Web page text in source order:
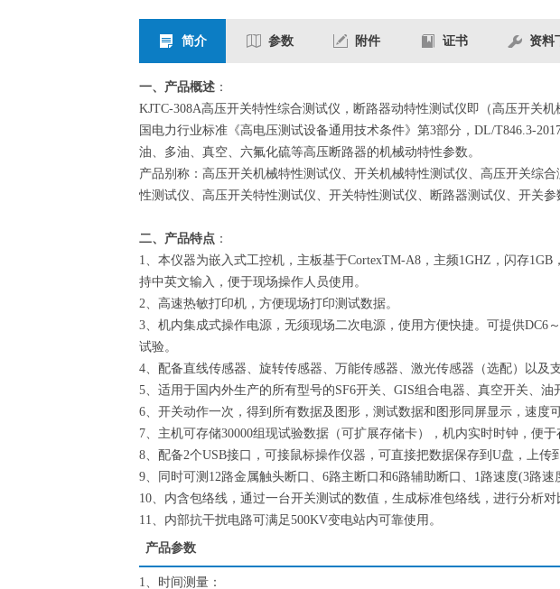
简介 参数 附件 证书 资料
一、产品概述 ：
KJTC-308A高压开关特性综合测试仪，断路器动特性测试仪即（高压开关
国电力行业标准《高电压测试设备通用技术条件》第3部分，DL/T846.3-
油、多油、真空、六氟化硫等高压断路器的机械动特性参数。
产品别称：高压开关机械特性测试仪、开关机械特性测试仪、高压开关综
性测试仪、高压开关特性测试仪、开关特性测试仪、断路器测试仪、开关参
二、产品特点 ：
1、本仪器为嵌入式工控机，主板基于CortexTM-A8，主频1GHZ，闪存
持中英文输入，便于现场操作人员使用。
2、高速热敏打印机，方便现场打印测试数据。
3、机内集成式操作电源，无须现场二次电源，使用方便快捷。可提供
试验。
4、配备直线传感器、旋转传感器、万能传感器、激光传感器（选配）以及
5、适用于国内外生产的所有型号的SF6开关、GIS组合电器、真空开关、油
6、开关动作一次，得到所有数据及图形，测试数据和图形同屏显示，速度
7、主机可存储30000组现试验数据（可扩展存储卡），机内实时时钟，便于
8、配备2个USB接口，可接鼠标操作仪器，可直接把数据保存到U盘，上
9、同时可测12路金属触头断口、6路主断口和6路辅助断口、1路速度(3路速
10、内含包络线，通过一台开关测试的数值，生成标准包络线，进行分析对
11、内部抗干扰电路可满足500KV变电站内可靠使用。
产品参数
1、时间测量：